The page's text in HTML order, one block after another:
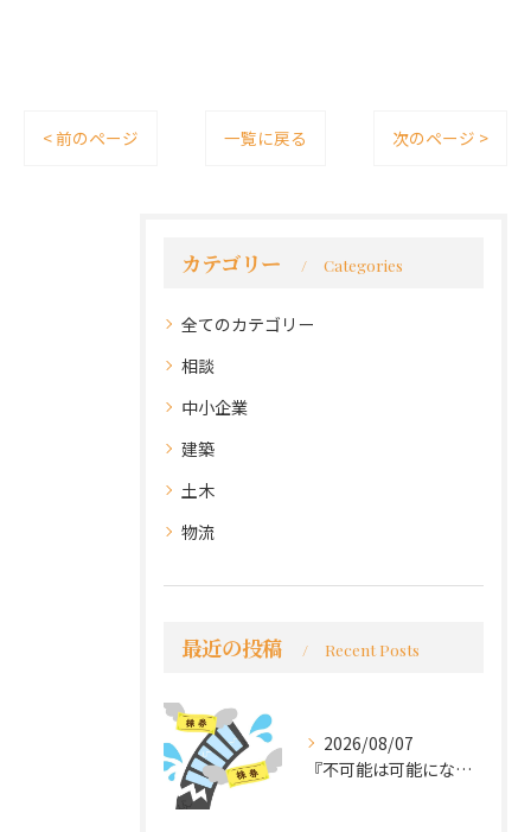
< 前のページ 一覧に戻る 次のページ >
カテゴリー Categories
全てのカテゴリー
相談
中小企業
建築
土木
物流
最近の投稿 Recent Posts
2026/08/07
『不可能は可能になる』